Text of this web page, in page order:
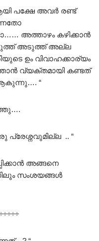
പക്ഷേ അവർ രണ്ട്
അത്താഴം കഴിക്കാൻ
അടുത്ത് അല്ല
ഉം വിവാഹക്കാര്യം
വ്യക്തമായി കണ്ടത്
“
പ്രേശ്നവുമില്ല .. “
അങ്ങനെ
സംശയങ്ങൾ